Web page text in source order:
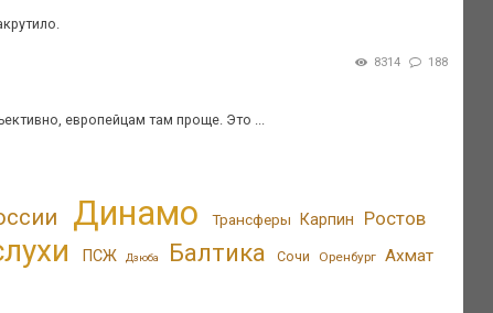
8314 188
европейцам там проще. Это ...
Динамо Трансферы Карпин Ростов
ПСЖ Дзюба Балтика Сочи Оренбург Ахмат